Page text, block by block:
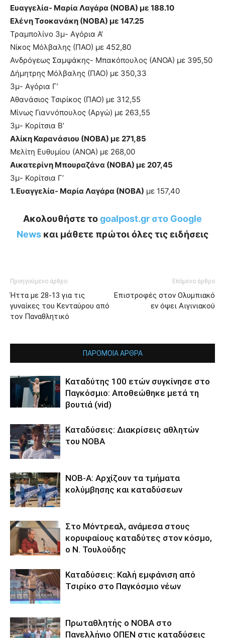
Ευαγγελία- Μαρία Λαγάρα (ΝΟΒΑ) με 188.10
Ελένη Τσοκανάκη (ΝΟΒΑ) με 147.25
Τραμπολίνο 3μ- Αγόρια Α’
Νίκος Μόλβαλης (ΠΑΟ) με 452,80
Ανδρόγεως Σαμψάκης- Μπακόπουλος (ΑΝΟΑ) με 395,50
Δήμητρης Μόλβαλης (ΠΑΟ) με 350,33
3μ- Αγόρια Γ’
Αθανάσιος Τσιρίκος (ΠΑΟ) με 312,55
Μίνως Γιαννόπουλος (Αργώ) με 263,55
3μ- Κορίτσια Β’
Αλίκη Καρανάσιου (ΝΟΒΑ) με 271,85
Μελίτη Ευθυμίου (ΑΝΟΑ) με 268,00
Αικατερίνη Μπουραζάνα (ΝΟΒΑ) με 207,45
3μ- Κορίτσια Γ’
1. Ευαγγελία- Μαρία Λαγάρα (ΝΟΒΑ) με 157,40
Ακολουθήστε τοgoalpost.gr στο Google
News και μάθετε πρώτοι όλες τις ειδήσεις
Προηγούμενο άρθρο
Ήττα με 28-13 για τις
γυναίκες του Κενταύρου από
τον Παναθλητικό
Επόμενο άρθρο
Επιστροφές στον Ολυμπιακό
εν όψει Αιγινιακού
ΠΑΡΟΜΟΙΑ ΑΡΘΡΑ
Καταδύτης 100 ετών συγκίνησε στο
Παγκόσμιο: Αποθεώθηκε μετά τη
βουτιά (vid)
Καταδύσεις: Διακρίσεις αθλητών
του ΝΟΒΑ
ΝΟΒ-Α: Αρχίζουν τα τμήματα
κολύμβησης και καταδύσεων
Στο Μόντρεαλ, ανάμεσα στους
κορυφαίους καταδύτες στον κόσμο,
ο Ν. Τουλούδης
Καταδύσεις: Καλή εμφάνιση από
Τσιρίκο στο Παγκόσμιο νέων
Πρωταθλητής ο ΝΟΒΑ στο
Πανελλήνιο ΟΠΕΝ στις καταδύσεις